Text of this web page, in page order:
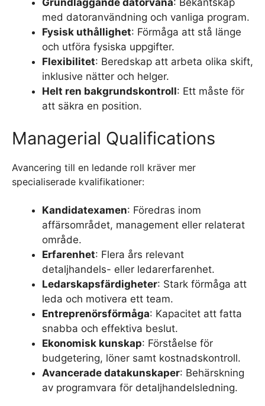
med datoranvändning och vanliga program.
Fysisk uthållighet: Förmåga att stå länge
och utföra fysiska uppgifter.
Flexibilitet: Beredskap att arbeta olika skift,
inklusive nätter och helger.
Helt ren bakgrundskontroll: Ett måste för
att säkra en position.
Managerial Qualifications
​​Avancering till en ledande roll kräver mer
specialiserade kvalifikationer:
Kandidatexamen: Föredras inom
affärsområdet, management eller relaterat
område.
Erfarenhet: Flera års relevant
detaljhandels- eller ledarerfarenhet.
Ledarskapsfärdigheter: Stark förmåga att
leda och motivera ett team.
Entreprenörsförmåga: Kapacitet att fatta
snabba och effektiva beslut.
Ekonomisk kunskap: Förståelse för
budgetering, löner samt kostnadskontroll.
Avancerade datakunskaper: Behärskning
av programvara för detaljhandelsledning.